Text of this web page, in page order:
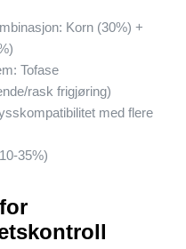
Korn (30%) +
Tofase
rask frigjøring)
med flere
35%)